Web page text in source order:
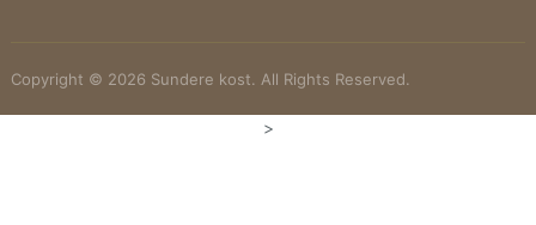
Copyright © 2026 Sundere kost. All Rights Reserved.
>